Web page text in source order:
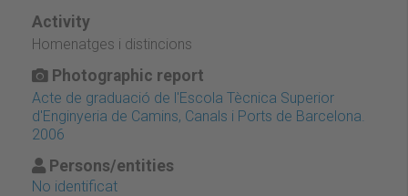
Activity
Homenatges i distincions
Photographic report
Acte de graduació de l'Escola Tècnica Superior
d'Enginyeria de Camins, Canals i Ports de Barcelona.
2006
Persons/entities
No identificat